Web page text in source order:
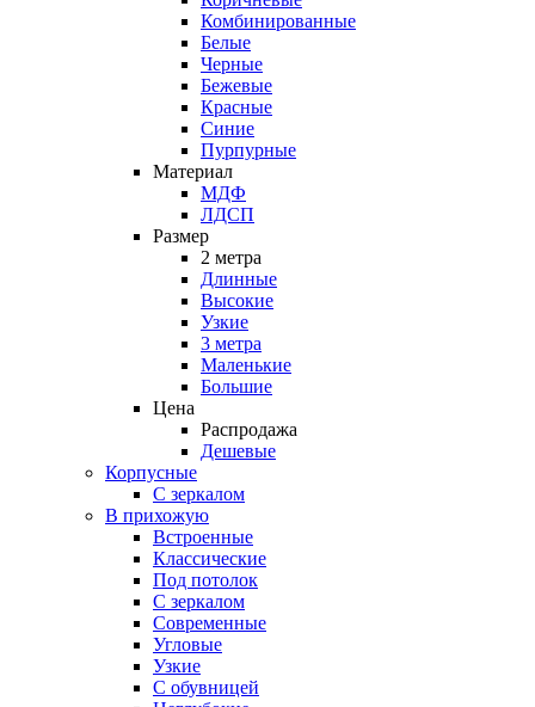
Комбинированные
Белые
Черные
Бежевые
Красные
Синие
Пурпурные
Материал
МДФ
ЛДСП
Размер
2 метра
Длинные
Высокие
Узкие
3 метра
Маленькие
Большие
Цена
Распродажа
Дешевые
Корпусные
С зеркалом
В прихожую
Встроенные
Классические
Под потолок
С зеркалом
Современные
Угловые
Узкие
С обувницей